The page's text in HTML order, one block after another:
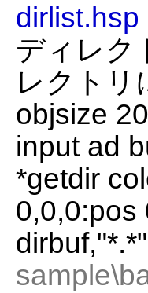
dirlist.hsp
ディレク
レクトリ
objsize
input ad
*getdir
0,0,0:pos